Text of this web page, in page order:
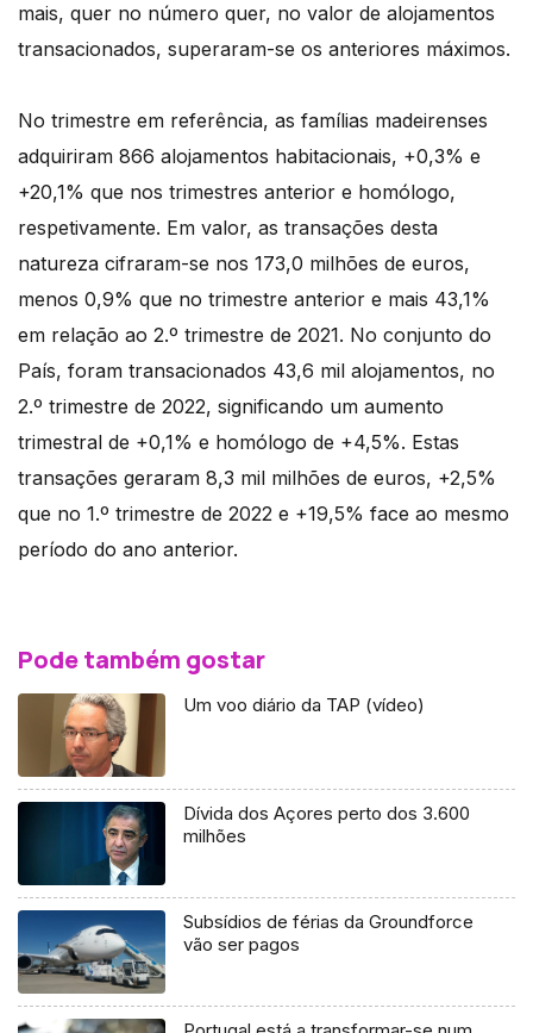
mais, quer no número quer, no valor de alojamentos
transacionados, superaram-se os anteriores máximos.
No trimestre em referência, as famílias madeirenses
adquiriram 866 alojamentos habitacionais, +0,3% e
+20,1% que nos trimestres anterior e homólogo,
respetivamente. Em valor, as transações desta
natureza cifraram-se nos 173,0 milhões de euros,
menos 0,9% que no trimestre anterior e mais 43,1%
em relação ao 2.º trimestre de 2021. No conjunto do
País, foram transacionados 43,6 mil alojamentos, no
2.º trimestre de 2022, significando um aumento
trimestral de +0,1% e homólogo de +4,5%. Estas
transações geraram 8,3 mil milhões de euros, +2,5%
que no 1.º trimestre de 2022 e +19,5% face ao mesmo
período do ano anterior.
Pode também gostar
Um voo diário da TAP (vídeo)
Dívida dos Açores perto dos 3.600
milhões
Subsídios de férias da Groundforce
vão ser pagos